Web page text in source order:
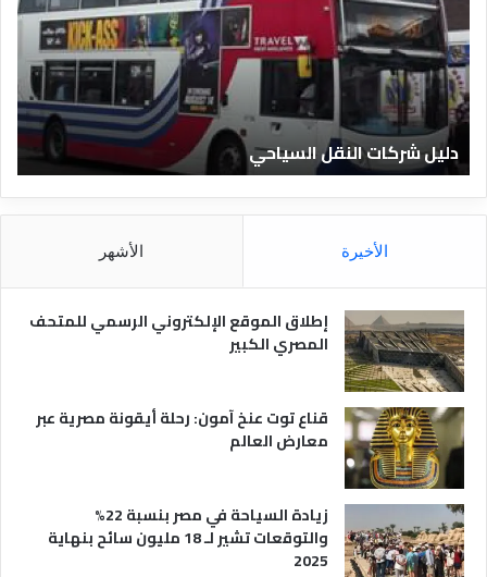
ش
ر
ك
ا
ت
ل
ن
ق
ل
س
ح
ي
دليل شركات النقل السياحي
ا
ر
الأخيرة الأشهر
إطلاق الموقع الإلكتروني الرسمي للمتحف
المصري الكبير
قناع توت عنخ آمون: رحلة أيقونة مصرية عبر
معارض العالم
زيادة السياحة في مصر بنسبة 22%
والتوقعات تشير لـ 18 مليون سائح بنهاية
2025